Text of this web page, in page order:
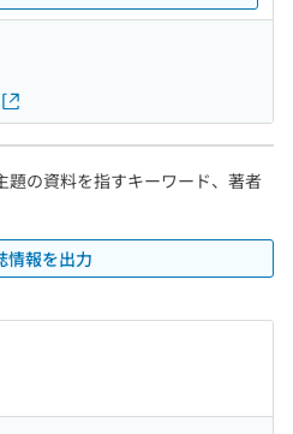
題の資料を指すキーワード、著者
情報を出力